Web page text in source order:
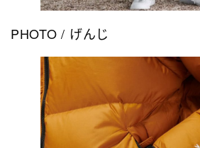
PHOTO / げんじ